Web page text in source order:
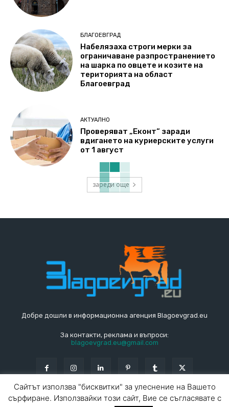
БЛАГОЕВГРАД
Набелязаха строги мерки за
ограничаване разпространението
на шарка по овцете и козите на
територията на област
Благоевград
АКТУАЛНО
Проверяват „Еконт“ заради
вдигането на куриерските услуги
от 1 август
зареди още
Добре дошли в информационна агенция Blagoevgrad.eu
За контакти, реклама и въпроси:
blagoevgrad.eu@gmail.com
Сайтът използва "бисквитки" за улеснение на Вашето
сърфиране. Използвайки този сайт, Вие се съгласявате с